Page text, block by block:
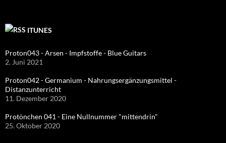
ITUNES
Proton043 - Arsen - Impfstoffe - Blue Guitars
2. Juni 2021
Proton042 - Germanium - Nahrungsergänzungsmittel -
Distanzunterricht
11. Dezember 2020
Protönchen 041 - Eine Nullnummer "mittendrin"
25. Oktober 2020